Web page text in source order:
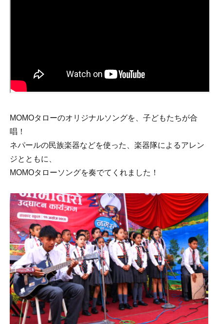
MOMOタローのオリジナルソングを、子どもたちが合
唱！
ネパールの民族楽器などを使った、楽器隊によるアレン
ジとともに、
MOMOタローソングを奏でてくれました！